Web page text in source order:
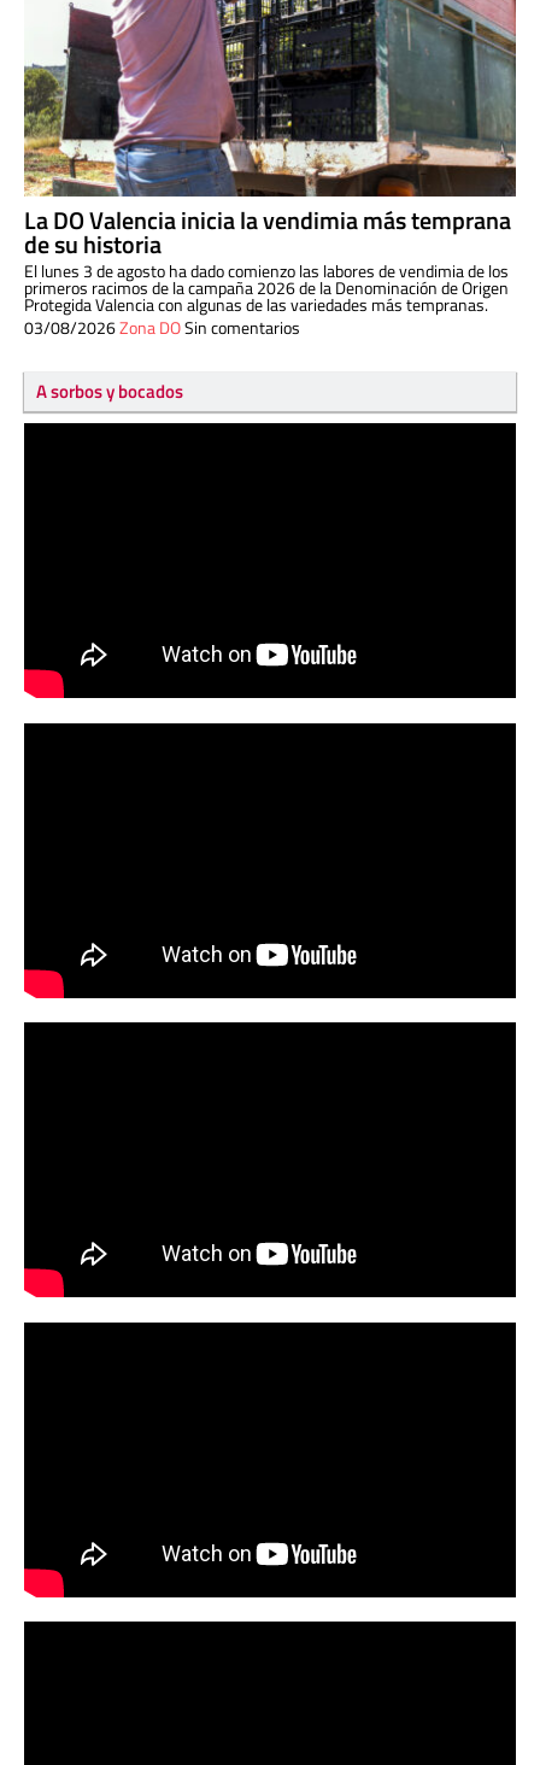
La DO Valencia inicia la vendimia más temprana
de su historia
El lunes 3 de agosto ha dado comienzo las labores de vendimia de los
primeros racimos de la campaña 2026 de la Denominación de Origen
Protegida Valencia con algunas de las variedades más tempranas.
03/08/2026Zona DOSin comentarios
A sorbos y bocados